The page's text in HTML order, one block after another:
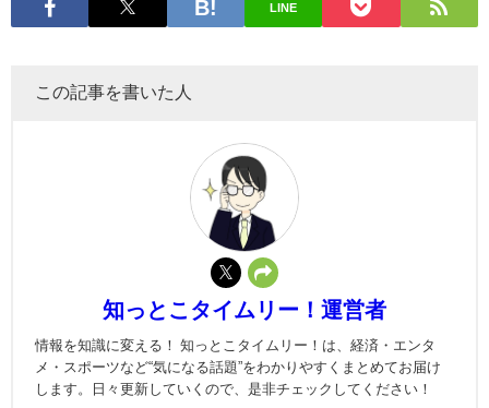
LINE
この記事を書いた人
知っとこタイムリー！運営者
情報を知識に変える！ 知っとこタイムリー！は、経済・エンタ
メ・スポーツなど“気になる話題”をわかりやすくまとめてお届け
します。日々更新していくので、是非チェックしてください！